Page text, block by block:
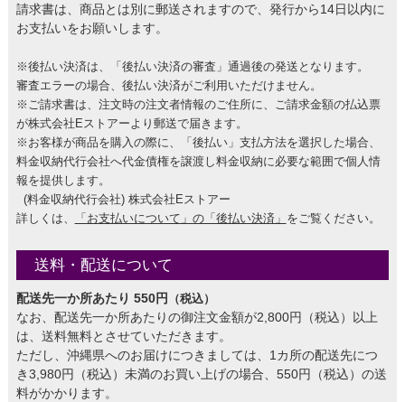
請求書は、商品とは別に郵送されますので、発行から14日以内に
お支払いをお願いします。
※後払い決済は、「後払い決済の審査」通過後の発送となります。
審査エラーの場合、後払い決済がご利用いただけません。
※ご請求書は、注文時の注文者情報のご住所に、ご請求金額の払込票
が株式会社Eストアーより郵送で届きます。
※お客様が商品を購入の際に、「後払い」支払方法を選択した場合、
料金収納代行会社へ代金債権を譲渡し料金収納に必要な範囲で個人情
報を提供します。
(料金収納代行会社) 株式会社Eストアー
詳しくは、
「お支払いについて」の「後払い決済」 をご覧ください。
送料・配送について
配送先一か所あたり 550円 （税込）
なお、配送先一か所あたりの御注文金額が2,800円（税込）以上
は、送料無料とさせていただきます。
ただし、沖縄県へのお届けにつきましては、1カ所の配送先につ
き3,980円（税込）未満のお買い上げの場合、550円（税込）の送
料がかかります。